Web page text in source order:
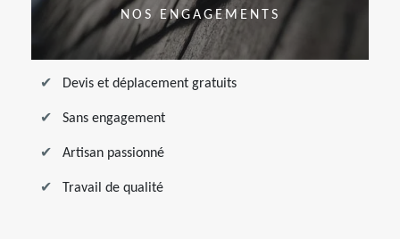
NOS ENGAGEMENTS
Devis et déplacement gratuits
Sans engagement
Artisan passionné
Travail de qualité